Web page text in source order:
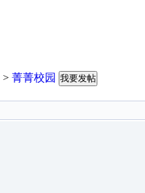
> 菁菁校园 我要发帖